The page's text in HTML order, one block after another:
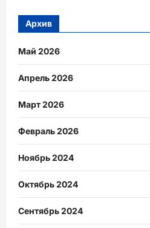
Архив
Май 2026
Апрель 2026
Март 2026
Февраль 2026
Ноябрь 2024
Октябрь 2024
Сентябрь 2024